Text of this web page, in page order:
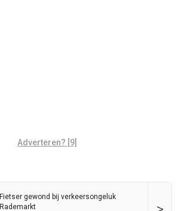
Adverteren? [9]
Fietser gewond bij verkeersongeluk
Rademarkt